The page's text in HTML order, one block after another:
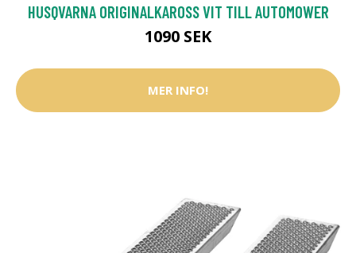
HUSQVARNA ORIGINALKAROSS VIT TILL AUTOMOWER
1090 SEK
MER INFO!